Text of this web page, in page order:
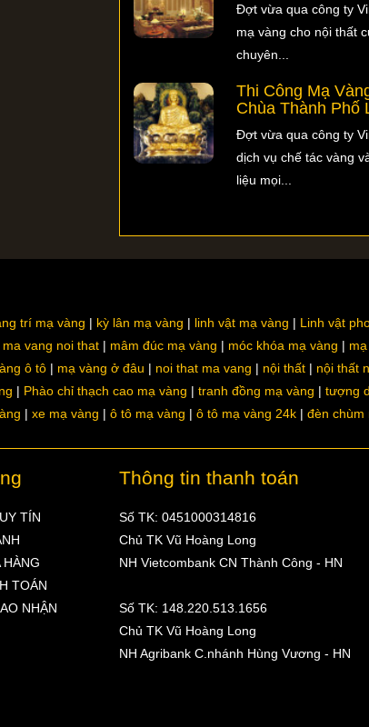
Đợt vừa qua công ty
mạ vàng cho nội thất
chuyên...
Thi Công Mạ
Chùa Thành Phố
Đợt vừa qua công ty
dịch vụ chế tác vàng
liệu mọi...
trí mạ vàng kỳ lân mạ vàng linh vật mạ vàng Linh vật
ma vang noi that mâm đúc mạ vàng móc khóa mạ vàng
ô tô mạ vàng ở đâu noi that ma vang nội thất nội thất
Phào chỉ thạch cao mạ vàng tranh đồng mạ vàng tượng
xe mạ vàng ô tô mạ vàng ô tô mạ vàng 24k đèn chùm
TÍN
TOÁN
NHẬN
Thông tin thanh toán
Số TK: 0451000314816
Chủ TK Vũ Hoàng Long
NH Vietcombank CN Thành Công - HN
Số TK: 148.220.513.1656
Chủ TK Vũ Hoàng Long
NH Agribank C.nhánh Hùng Vương - HN